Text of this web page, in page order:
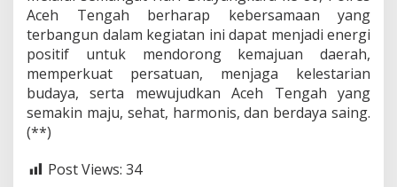
Aceh Tengah berharap kebersamaan yang
terbangun dalam kegiatan ini dapat menjadi energi
positif untuk mendorong kemajuan daerah,
memperkuat persatuan, menjaga kelestarian
budaya, serta mewujudkan Aceh Tengah yang
semakin maju, sehat, harmonis, dan berdaya saing.
(**)
Post Views: 34